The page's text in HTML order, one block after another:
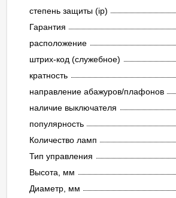
степень защиты (ip)
Гарантия
расположение
штрих-код (служебное)
кратность
направление абажуров/плафонов
наличие выключателя
популярность
Количество ламп
Тип управления
Высота, мм
Диаметр, мм